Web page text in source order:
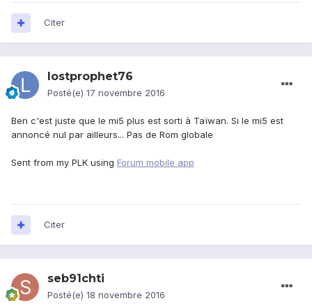
Citer
lostprophet76
Posté(e) 17 novembre 2016
Ben c'est juste que le mi5 plus est sorti à Taïwan. Si le mi5 est
annoncé nul par ailleurs... Pas de Rom globale
Sent from my PLK using Forum mobile app
Citer
seb91chti
Posté(e) 18 novembre 2016